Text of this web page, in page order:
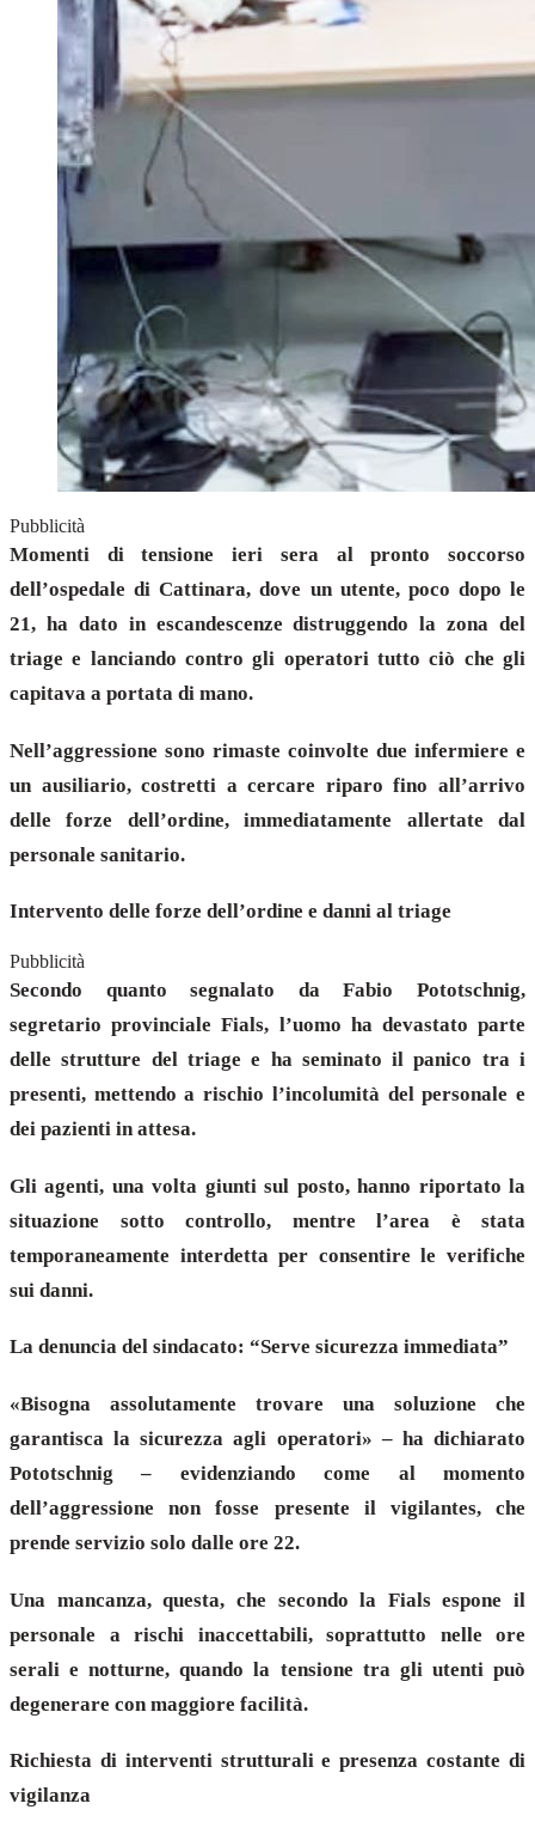
Pubblicità
Momenti di tensione ieri sera al pronto soccorso
dell’ospedale di Cattinara, dove un utente, poco dopo le
21, ha dato in escandescenze distruggendo la zona del
triage e lanciando contro gli operatori tutto ciò che gli
capitava a portata di mano.
Nell’aggressione sono rimaste coinvolte due infermiere e
un ausiliario, costretti a cercare riparo fino all’arrivo
delle forze dell’ordine, immediatamente allertate dal
personale sanitario.
Intervento delle forze dell’ordine e danni al triage
Pubblicità
Secondo quanto segnalato da Fabio Pototschnig,
segretario provinciale Fials, l’uomo ha devastato parte
delle strutture del triage e ha seminato il panico tra i
presenti, mettendo a rischio l’incolumità del personale e
dei pazienti in attesa.
Gli agenti, una volta giunti sul posto, hanno riportato la
situazione sotto controllo, mentre l’area è stata
temporaneamente interdetta per consentire le verifiche
sui danni.
La denuncia del sindacato: “Serve sicurezza immediata”
«Bisogna assolutamente trovare una soluzione che
garantisca la sicurezza agli operatori» – ha dichiarato
Pototschnig – evidenziando come al momento
dell’aggressione non fosse presente il vigilantes, che
prende servizio solo dalle ore 22.
Una mancanza, questa, che secondo la Fials espone il
personale a rischi inaccettabili, soprattutto nelle ore
serali e notturne, quando la tensione tra gli utenti può
degenerare con maggiore facilità.
Richiesta di interventi strutturali e presenza costante di
vigilanza